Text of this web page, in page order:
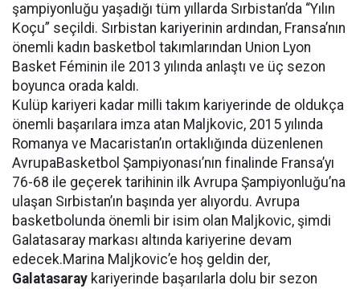
şampiyonluğu yaşadığı tüm yıllarda Sırbistan’da “Yılın
Koçu” seçildi. Sırbistan kariyerinin ardından, Fransa’nın
önemli kadın basketbol takımlarından Union Lyon
Basket Féminin ile 2013 yılında anlaştı ve üç sezon
boyunca orada kaldı.
Kulüp kariyeri kadar milli takım kariyerinde de oldukça
önemli başarılara imza atan Maljkovic, 2015 yılında
Romanya ve Macaristan’ın ortaklığında düzenlenen
AvrupaBasketbol Şampiyonası’nın finalinde Fransa’yı
76-68 ile geçerek tarihinin ilk Avrupa Şampiyonluğu’na
ulaşan Sırbistan’ın başında yer alıyordu. Avrupa
basketbolunda önemli bir isim olan Maljkovic, şimdi
Galatasaray markası altında kariyerine devam
edecek.Marina Maljkovic’e hoş geldin der,
Galatasaray kariyerinde başarılarla dolu bir sezon